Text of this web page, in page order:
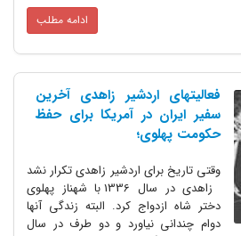
ادامه مطلب
فعالیتهای اردشیر زاهدی آخرین
سفیر ایران در آمریکا برای حفظ
حکومت پهلوی؛
وقتی تاریخ برای اردشیر زاهدی تکرار نشد
زاهدی در سال 1336 با شهناز پهلوی
دختر شاه ازدواج کرد. البته زندگی آنها
دوام چندانی نیاورد و دو طرف در سال